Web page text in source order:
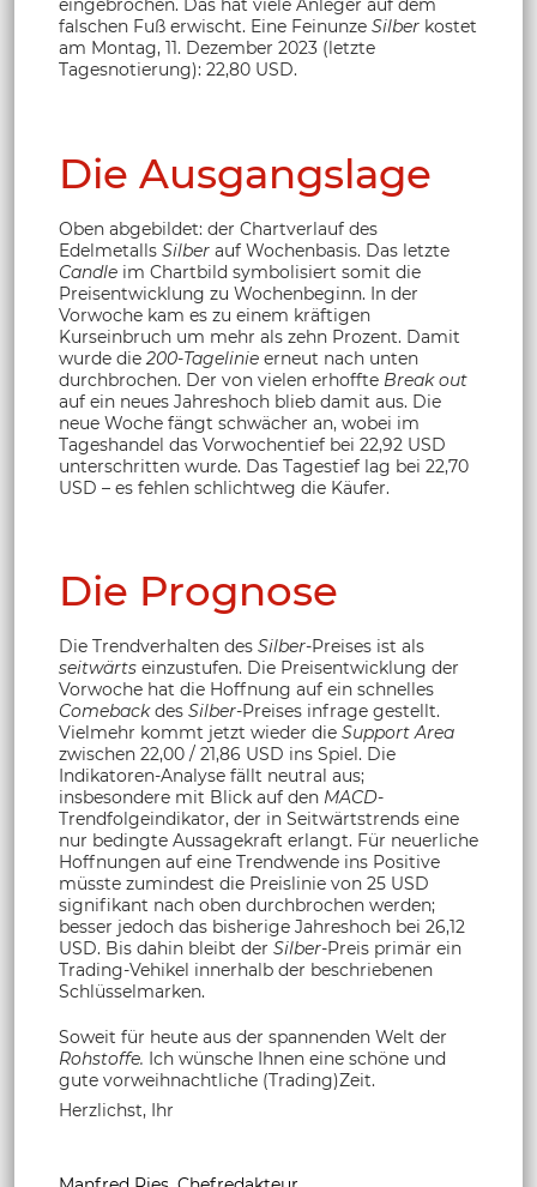
eingebrochen. Das hat viele Anleger auf dem
falschen Fuß erwischt. Eine Feinunze Silber kostet
am Montag, 11. Dezember 2023 (letzte
Tagesnotierung): 22,80 USD.
Die Ausgangslage
Oben abgebildet: der Chartverlauf des
Edelmetalls Silber auf Wochenbasis. Das letzte
Candle im Chartbild symbolisiert somit die
Preisentwicklung zu Wochenbeginn. In der
Vorwoche kam es zu einem kräftigen
Kurseinbruch um mehr als zehn Prozent. Damit
wurde die 200-Tagelinie erneut nach unten
durchbrochen. Der von vielen erhoffte Break out
auf ein neues Jahreshoch blieb damit aus. Die
neue Woche fängt schwächer an, wobei im
Tageshandel das Vorwochentief bei 22,92 USD
unterschritten wurde. Das Tagestief lag bei 22,70
USD – es fehlen schlichtweg die Käufer.
Die Prognose
Die Trendverhalten des Silber-Preises ist als
seitwärts einzustufen. Die Preisentwicklung der
Vorwoche hat die Hoffnung auf ein schnelles
Comebackdes Silber-Preises infrage gestellt.
Vielmehr kommt jetzt wieder die Support Area
zwischen 22,00 / 21,86 USD ins Spiel. Die
Indikatoren-Analyse fällt neutral aus;
insbesondere mit Blick auf den MACD-
Trendfolgeindikator, der in Seitwärtstrends eine
nur bedingte Aussagekraft erlangt. Für neuerliche
Hoffnungen auf eine Trendwende ins Positive
müsste zumindest die Preislinie von 25 USD
signifikant nach oben durchbrochen werden;
besser jedoch das bisherige Jahreshoch bei 26,12
USD. Bis dahin bleibt der Silber-Preis primär ein
Trading-Vehikel innerhalb der beschriebenen
Schlüsselmarken.
Soweit für heute aus der spannenden Welt der
Rohstoffe. Ich wünsche Ihnen eine schöne und
gute vorweihnachtliche (Trading)Zeit.
Herzlichst, Ihr